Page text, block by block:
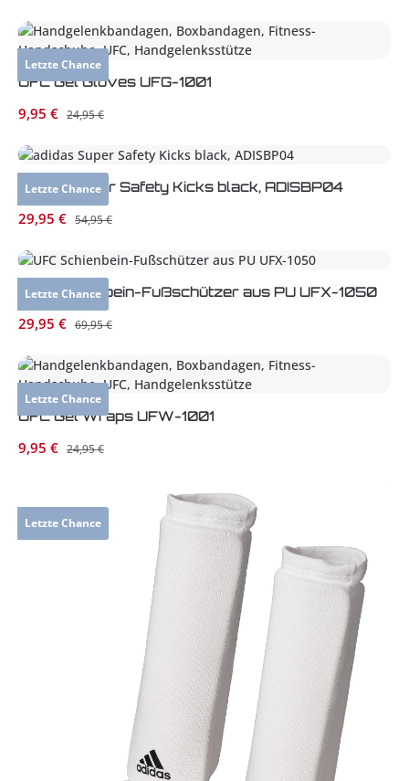
Letzte Chance
UFC Gel Gloves UFG-1001
Verkaufspreis:
9,95 € Regulärer Preis:
24,95 €
Letzte Chance
adidas Super Safety Kicks black, ADISBP04
Verkaufspreis:
29,95 € Regulärer Preis:
54,95 €
Letzte Chance
UFC Schienbein-Fußschützer aus PU UFX-1050
Verkaufspreis:
29,95 € Regulärer Preis:
69,95 €
Letzte Chance
UFC Gel Wraps UFW-1001
Verkaufspreis:
9,95 € Regulärer Preis:
24,95 €
Letzte Chance